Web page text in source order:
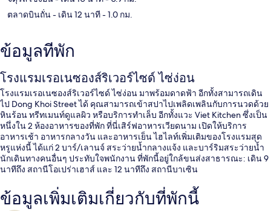
ตลาดบินถั่น- เดิน 12 นาที- 1.0 กม.
ข้อมูลที่พัก
โรงแรมเรอเนซองส์ริเวอร์ไซด์ ไซ่ง่อน
โรงแรมเรอเนซองส์ริเวอร์ไซด์ ไซ่ง่อน มาพร้อมดาดฟ้า อีกทั้งสามารถเดิน
ไป Dong Khoi Street ได้ คุณสามารถเข้าสปาไปเพลิดเพลินกับการนวดด้วย
หินร้อน ทรีทเมนท์ดูแลผิว หรือบริการทำเล็บ อีกทั้งแวะ Viet Kitchen ซึ่งเป็น
หนึ่งใน 2 ห้องอาหารของที่พัก ที่นี่เสิร์ฟอาหารเวียดนาม เปิดให้บริการ
อาหารเช้า อาหารกลางวัน และอาหารเย็น ไฮไลท์เพิ่มเติมของโรงแรมสุด
หรูแห่งนี้ ได้แก่ 2 บาร์/เลานจ์ สระว่ายน้ำกลางแจ้ง และบาร์ริมสระว่ายน้ำ
นักเดินทางคนอื่นๆ ประทับใจพนักงาน ที่พักนี้อยู่ใกล้ขนส่งสาธารณะ: เดิน 9
นาทีถึง สถานีโอเปร่าเฮาส์ และ 12 นาทีถึง สถานีบาเซิน
ข้อมูลเพิ่มเติมเกี่ยวกับที่พักนี้